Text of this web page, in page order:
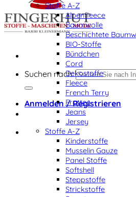
Suchen nach:
Anmelden / Registrieren
Stoffe A-Z
Alpenfleece
Baumwolle
Beschichtete
BIO-Stoffe
Bündchen
Cord
Dekostoffe
Fleece
French Terry
Frottee
Jeans
Jersey
Stoffe A-Z
Kinderstoffe
Musselin Gauze
Panel Stoffe
Softshell
Steppstoffe
Strickstoffe